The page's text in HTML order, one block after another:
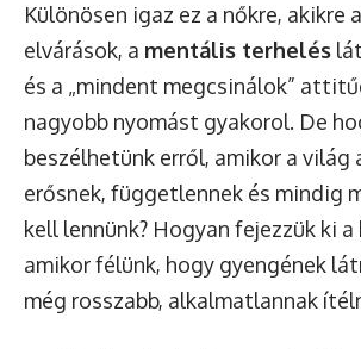
Különösen igaz ez a nőkre, akikre
elvárások, a mentális terhelés
és a „mindent megcsinálok”
nagyobb nyomást gyakorol. De
beszélhetünk erről, amikor a világ
erősnek, függetlennek és mindig
kell lennünk? Hogyan fejezzük ki
amikor félünk, hogy gyengének
még rosszabb, alkalmatlannak